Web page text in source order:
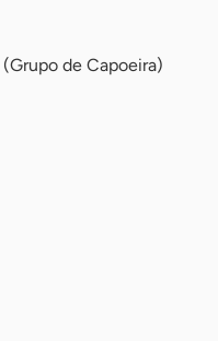
de Capoeira)